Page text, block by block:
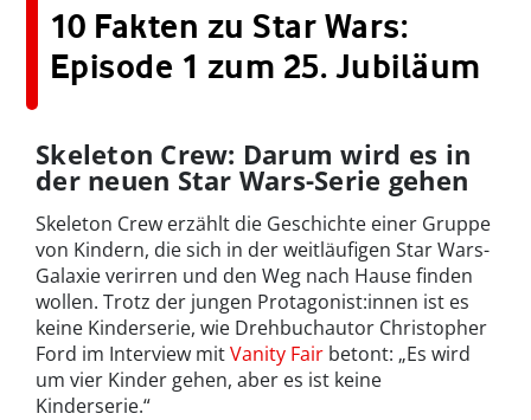
10 Fakten zu Star Wars:
Episode 1 zum 25. Jubiläum
Skeleton Crew: Darum wird es in
der neuen Star Wars-Serie gehen
Skeleton Crew erzählt die Geschichte einer Gruppe
von Kindern, die sich in der weitläufigen Star Wars-
Galaxie verirren und den Weg nach Hause finden
wollen. Trotz der jungen Protagonist:innen ist es
keine Kinderserie, wie Drehbuchautor Christopher
Ford im Interview mitVanity Fair betont: „Es wird
um vier Kinder gehen, aber es ist keine
Kinderserie.“